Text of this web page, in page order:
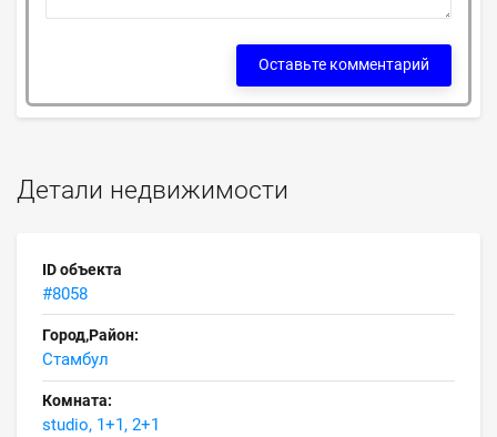
Детали недвижимости
ID объекта
#8058
Город,Район:
Стамбул
Комната:
studio, 1+1, 2+1
Оставьте комментарий